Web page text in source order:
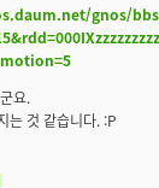
gnos/
요.
는 것 같습니다. :P